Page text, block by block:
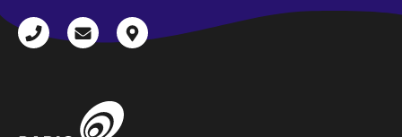
+43
radio@freequenns.at
Kulturhausstraße